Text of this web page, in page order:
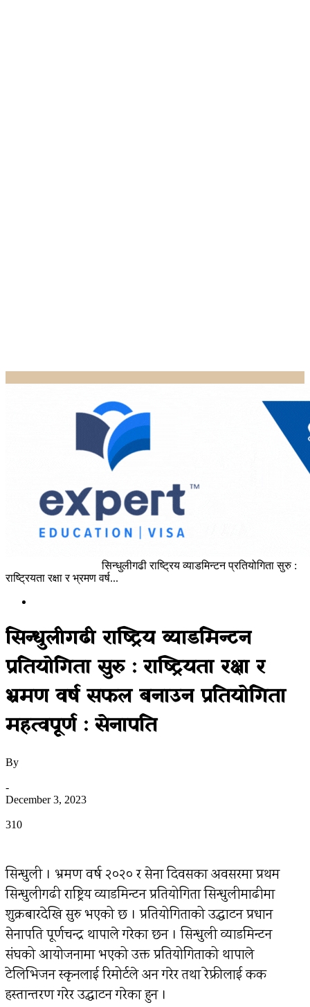
सिन्धुलीगढी राष्ट्रिय व्याडमिन्टन प्रतियोगिता सुरु :
राष्ट्रियता रक्षा र भ्रमण वर्ष...
सिन्धुलीगढी राष्ट्रिय व्याडमिन्टन
प्रतियोगिता सुरु : राष्ट्रियता रक्षा र
भ्रमण वर्ष सफल बनाउन प्रतियोगिता
महत्वपूर्ण : सेनापति
By
-
December 3, 2023
310
सिन्धुली । भ्रमण वर्ष २०२० र सेना दिवसका अवसरमा प्रथम
सिन्धुलीगढी राष्ट्रिय व्याडमिन्टन प्रतियोगिता सिन्धुलीमाढीमा
शुक्रबारदेखि सुरु भएको छ । प्रतियोगिताको उद्घाटन प्रधान
सेनापति पूर्णचन्द्र थापाले गरेका छन । सिन्धुली व्याडमिन्टन
संघको आयोजनामा भएको उक्त प्रतियोगिताको थापाले
टेलिभिजन स्कृनलाई रिमोर्टले अन गरेर तथा रेफ्रीलाई कक
हस्तान्तरण गरेर उद्घाटन गरेका हुन ।